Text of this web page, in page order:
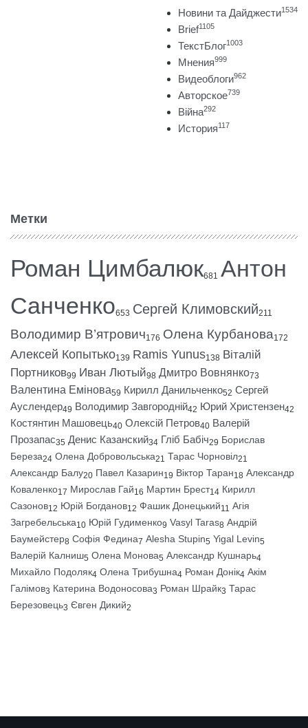
Новини та Дайджести1534
Brief1105
ТекстБлог1003
Мнения999
Видеоблоги962
Авторское739
Війна292
История117
Метки
Роман Цимбалюк681 Антон
Санченко653 Сергей Климовский211
Володимир В’ятрович176 Олена Курбанова172
Алексей Копытько139 Ramis Yunus138 Віталій
Портников99 Иван Лютый98 Дмитро Вовнянко73
Валентина Емінова59 Кирилл Данильченко52 Сергей
Ауслендер49 Володимир Завгородній42 Юрий Христензен42
Костянтин Машовець40 Олексій Петров40 Валерій
Прозапас35 Денис Казанский34 Гліб Бабіч29 Борислав
Береза24 Олена Добровольська21 Тарас Чорновіл21
Александр Балу20 Павел Казарин19 Віктор Таран18 Александр
Коваленко17 Мирослав Гай16 Мартин Брест14 Кирилл
Сазонов12 Юрій Богданов12 Фашик Донецький11 Агія
Загребельська10 Юрій Гудименко9 Vasyl Taras8 Андрій
Баумейстер8 Софія Федина7 Alesha Stupin5 Yigal Levin5
Валерій Калниш5 Олена Монова5 Александр Кушнарь4
Михайло Подоляк4 Олена Трибушна4 Роман Донік4 Акім
Галімов3 Катерина Водоносова3 Роман Шрайк3 Тарас
Березовець3 Євген Дикий2